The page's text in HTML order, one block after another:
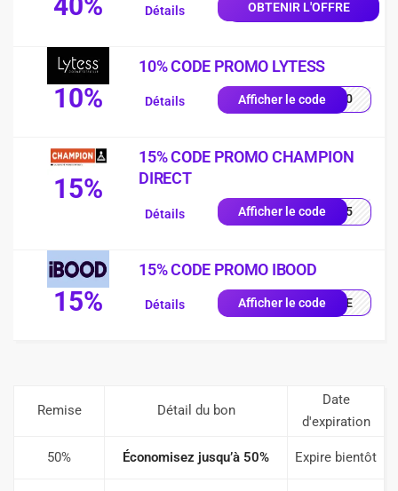
OBTENIR L'OFFRE
Détails
10%
10% CODE PROMO LYTESS
Afficher le codeSS10
Détails
15%
15% CODE PROMO CHAMPION
DIRECT
Afficher le codeUE15
Détails
15%
15% CODE PROMO IBOOD
Afficher le codeIQUE
Détails
Remise Détail du bon
Date
d'expiration
50% Économisez jusqu’à 50% Expire bientôt